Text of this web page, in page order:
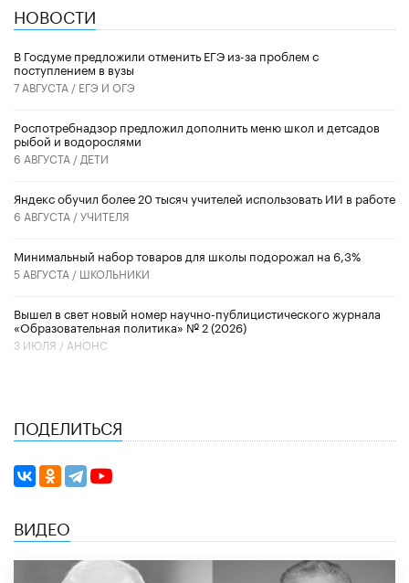
НОВОСТИ
В Госдуме предложили отменить ЕГЭ из-за проблем с
поступлением в вузы
7 АВГУСТА / ЕГЭ И ОГЭ
Роспотребнадзор предложил дополнить меню школ и детсадов
рыбой и водорослями
6 АВГУСТА / ДЕТИ
​Яндекс обучил более 20 тысяч учителей использовать ИИ в работе
6 АВГУСТА /УЧИТЕЛЯ
Минимальный набор товаров для школы подорожал на 6,3%
5 АВГУСТА / ШКОЛЬНИКИ
Вышел в свет новый номер научно-публицистического журнала
«Образовательная политика» № 2 (2026)
3 ИЮЛЯ / АНОНС
ПОДЕЛИТЬСЯ
ВИДЕО